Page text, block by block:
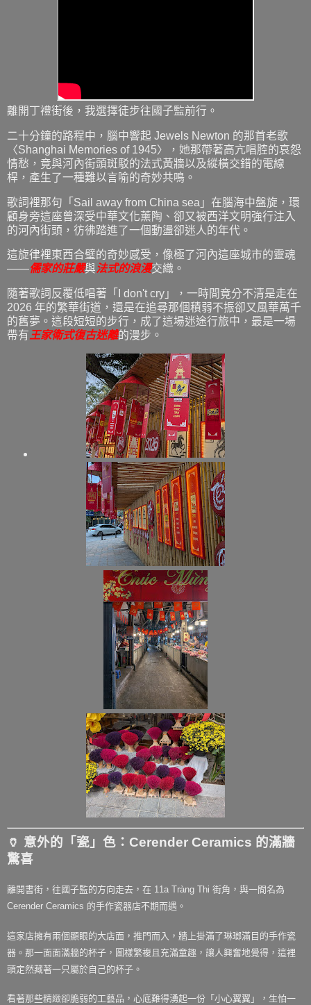
離開丁禮街後，我選擇徒步往國子監前行。
二十分鐘的路程中，腦中響起 Jewels Newton 的那首老歌
〈Shanghai Memories of 1945〉，她那帶著高亢唱腔的哀怨
情愁，竟與河內街頭斑駁的法式黃牆以及縱橫交錯的電線
桿，產生了一種難以言喻的奇妙共鳴。
歌詞裡那句「Sail away from China sea」在腦海中盤旋，環
顧身旁這座曾深受中華文化薰陶、卻又被西洋文明強行注入
的河內街頭，彷彿踏進了一個動盪卻迷人的年代。
這旋律裡東西合璧的奇妙感受，像極了河內這座城市的靈魂
——儒家的莊嚴與法式的浪漫交織。
隨著歌詞反覆低唱著「I don't cry」，一時間竟分不清是走在
2026 年的繁華街道，還是在追尋那個積弱不振卻又風華萬千
的舊夢。這段短短的步行，成了這場迷途行旅中，最是一場
帶有王家衛式復古迷離的漫步。
🏺 意外的「瓷」色：Cerender Ceramics 的滿牆
驚喜
離開書街，往國子監的方向走去，在 11a Tràng Thi 街角，與一間名為
Cerender Ceramics 的手作瓷器店不期而遇。
這家店擁有兩個顯眼的大店面，推門而入，牆上掛滿了琳瑯滿目的手作瓷
器。那一面面滿牆的杯子，圖樣繁複且充滿童趣，讓人興奮地覺得，這裡
頭定然藏著一只屬於自己的杯子。
看著那些精緻卻脆弱的工藝品，心底難得湧起一份「小心翼翼」，生怕一